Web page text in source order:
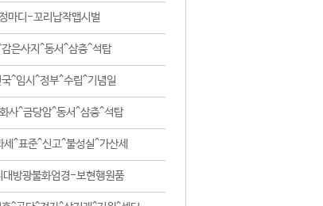
마디-꼬리납작맵시벌
은사지^동서^삼층^석탑
^임시^정부^수립^기념일
사^금당암^동서^삼층^석탑
세^표준^신고^불성실^가산세
대방광불화엄경-보현행원품